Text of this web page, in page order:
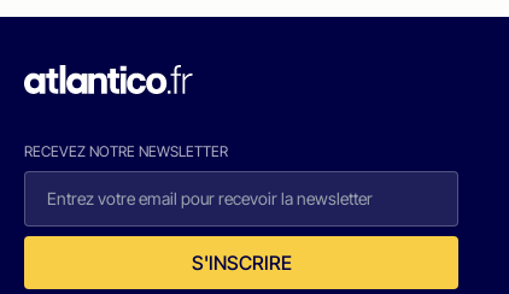
RECEVEZ NOTRE NEWSLETTER
S'INSCRIRE